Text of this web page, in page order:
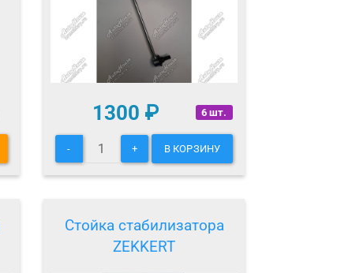
6 шт.
1300 ₽
- + В КОРЗИНУ
Стойка стабилизатора
ZEKKERT